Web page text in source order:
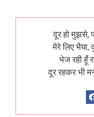
दूर हो मुझसे,
मेरे लिए भैया,
भेज रही हूँ
दूर रहकर भी